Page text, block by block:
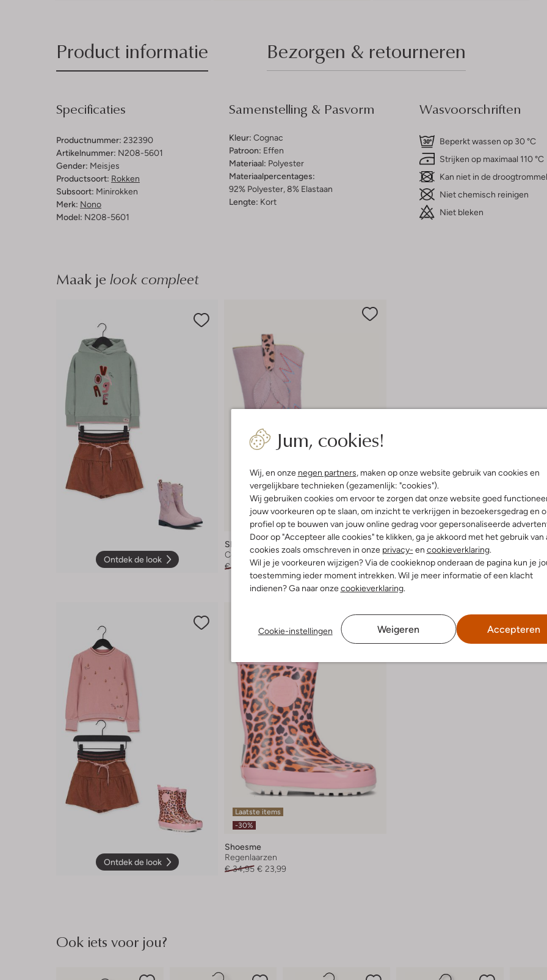
Jum, cookies!
Wij, en onze negen partners, maken op onze website gebruik van cookies en
vergelijkbare technieken (gezamenlijk: "cookies").
Wij gebruiken cookies om ervoor te zorgen dat onze website goed
jouw voorkeuren op te slaan, om inzicht te verkrijgen in bezoekersgedrag en
profiel op te bouwen van jouw online gedrag voor gepersonaliseerde
Door op "Accepteer alle cookies" te klikken, ga je akkoord met het gebruik van
cookies zoals omschreven in onze privacy- en cookieverklaring.
Wil je je voorkeuren wijzigen? Via de cookieknop onderaan de pagina kun je
toestemming ieder moment intrekken. Wil je meer informatie of een klacht
indienen? Ga naar onzecookieverklaring.
Cookie-instellingen Weigeren Accepteren
Product informatie Bezorgen & retourneren
Specificaties
Productnummer: 232390
Artikelnummer: N208-5601
Gender: Meisjes
Productsoort: Rokken
Subsoort: Minirokken
Merk: Nono
Model: N208-5601
Samenstelling & Pasvorm
Kleur: Cognac
Patroon: Effen
Materiaal: Polyester
Materiaalpercentages:
92% Polyester, 8% Elastaan
Lengte: Kort
Wasvoorschriften
Beperkt wassen op 30 °C
Strijken op maximaal 110 °C
Kan niet in de droogtrommel
Niet chemisch reinigen
Niet bleken
Maak je look compleet
Ontdek de look
Laatste items
-30%
Shoesme
Cowboylaarzen
€ 89,95 € 62,99
Ontdek de look
Laatste items
-30%
Shoesme
Regenlaarzen
€ 34,95 € 23,99
Ook iets voor jou?